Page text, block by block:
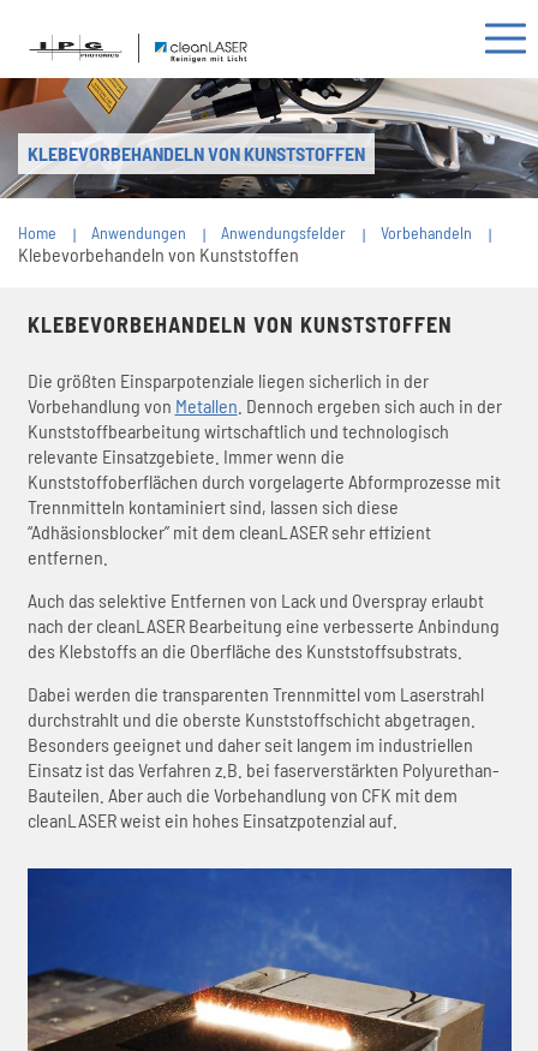
KLEBEVORBEHANDELN VON KUNSTSTOFFEN
Home Anwendungen Anwendungsfelder Vorbehandeln
Klebevorbehandeln von Kunststoffen
KLEBEVORBEHANDELN VON KUNSTSTOFFEN
Die größten Einsparpotenziale liegen sicherlich in der
Vorbehandlung von Metallen . Dennoch ergeben sich auch in der
Kunststoffbearbeitung wirtschaftlich und technologisch
relevante Einsatzgebiete. Immer wenn die
Kunststoffoberflächen durch vorgelagerte Abformprozesse mit
Trennmitteln kontaminiert sind, lassen sich diese
“Adhäsionsblocker” mit dem cleanLASER sehr effizient
entfernen.
Auch das selektive Entfernen von Lack und Overspray erlaubt
nach der cleanLASER Bearbeitung eine verbesserte Anbindung
des Klebstoffs an die Oberfläche des Kunststoffsubstrats.
Dabei werden die transparenten Trennmittel vom Laserstrahl
durchstrahlt und die oberste Kunststoffschicht abgetragen.
Besonders geeignet und daher seit langem im industriellen
Einsatz ist das Verfahren z.B. bei faserverstärkten Polyurethan-
Bauteilen. Aber auch die Vorbehandlung von CFK mit dem
cleanLASER weist ein hohes Einsatzpotenzial auf.